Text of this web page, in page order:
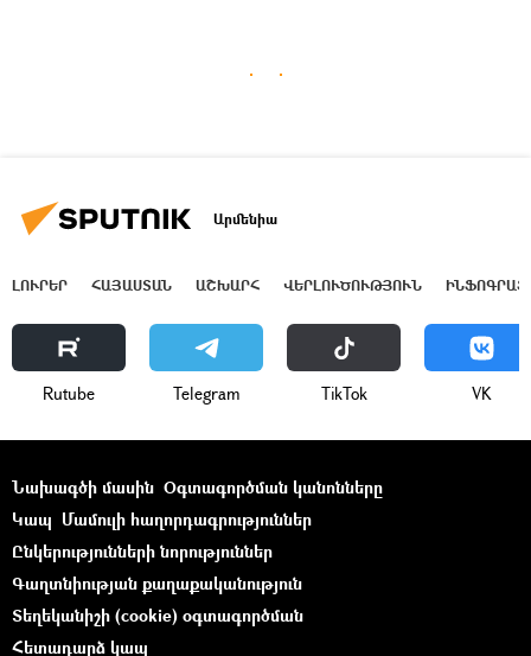
Արմենիա
ԼՈՒՐԵՐ ՀԱՅԱՍՏԱՆ ԱՇԽԱՐՀ ՎԵՐԼՈՒԾՈՒԹՅՈՒՆ
Rutube Telegram ТikТоk VK
Նախագծի մասին Օգտագործման կանոնները
Կապ Մամուլի հաղորդագրություններ
Ընկերությունների նորություններ
Գաղտնիության քաղաքականություն
Տեղեկանիշի (cookie) օգտագործման
Հետադարձ կապ